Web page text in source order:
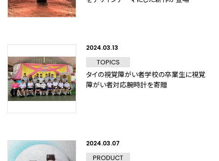
2024.03.13
TOPICS
タイの視覚障がい者学校の卒業生に視覚
障がい者対応腕時計を寄贈
2024.03.07
PRODUCT